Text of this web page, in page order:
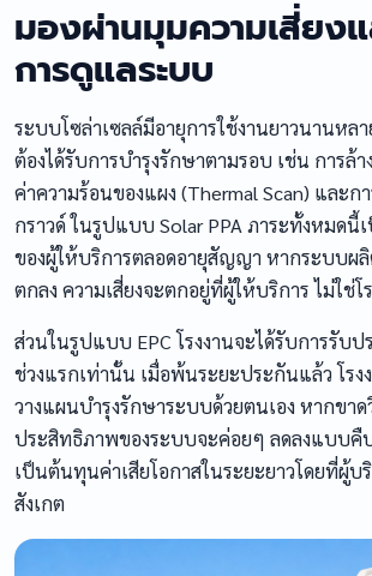
มองผ่านมุมความเสี่ยงแ
การดูแลระบบ
ระบบโซล่าเซลล์มีอายุการใช้งานยาวนานหล
ต้องได้รับการบำรุงรักษาตามรอบ เช่น การล้
ค่าความร้อนของแผง (Thermal Scan) และก
กราวด์ ในรูปแบบ Solar PPA ภาระทั้งหมดนี้
ของผู้ให้บริการตลอดอายุสัญญา หากระบบผ
ตกลง ความเสี่ยงจะตกอยู่ที่ผู้ให้บริการ ไม่ใช่โ
ส่วนในรูปแบบ EPC โรงงานจะได้รับการรับ
ช่วงแรกเท่านั้น เมื่อพ้นระยะประกันแล้ว โรง
วางแผนบำรุงรักษาระบบด้วยตนเอง หากขา
ประสิทธิภาพของระบบจะค่อยๆ ลดลงแบบคื
เป็นต้นทุนค่าเสียโอกาสในระยะยาวโดยที่ผู้บ
สังเกต